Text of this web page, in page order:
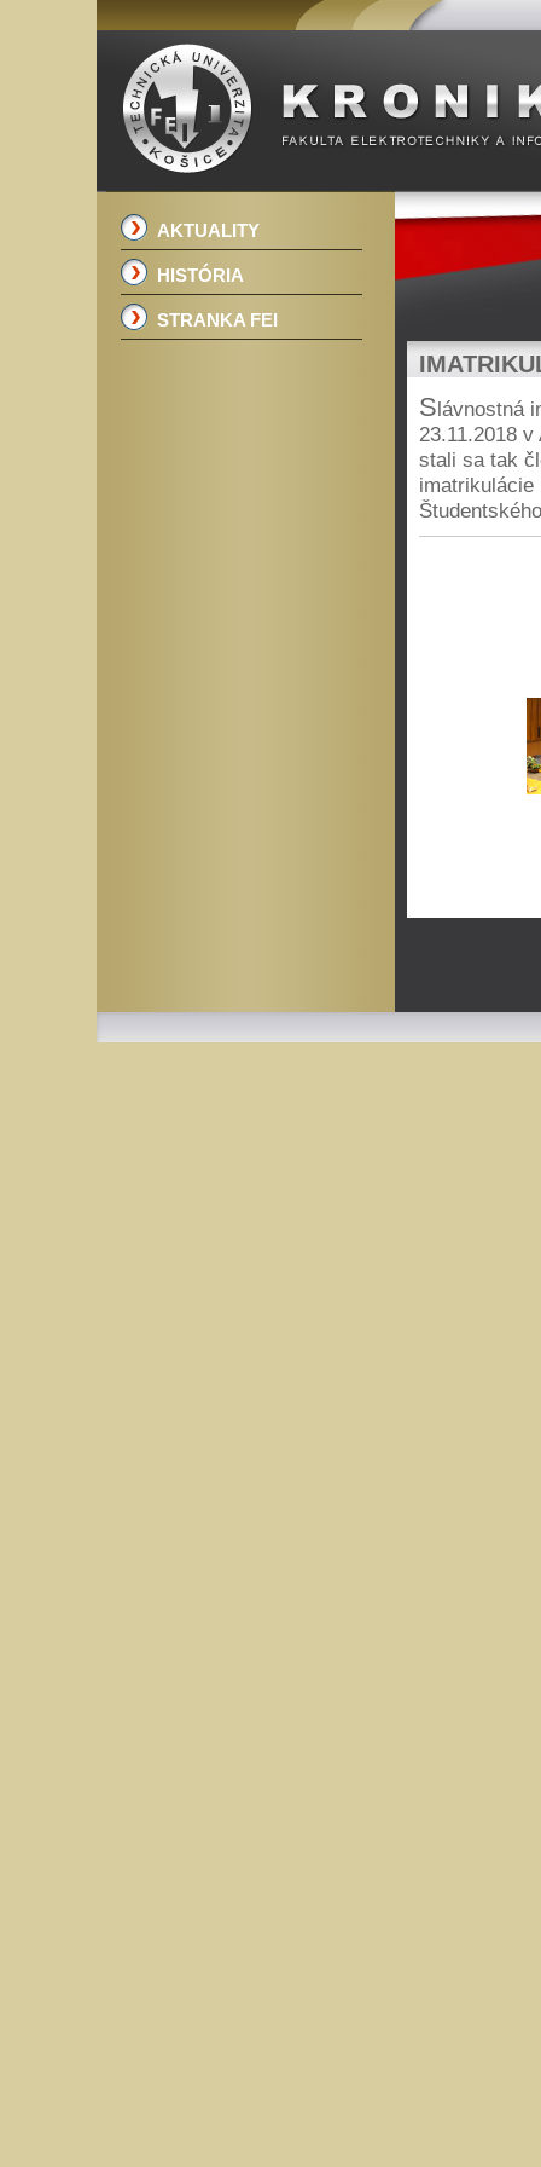
AKTUALITY
HISTÓRIA
STRANKA FEI
Slávnostná
23.11.2018
stali sa tak
imatrikulácie